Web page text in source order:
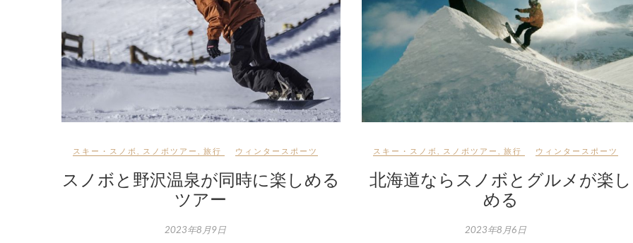
スキー・スノボ スノボツアー ,旅行 ウィンタースポーツ
スノボと野沢温泉が同時に楽しめる
ツアー
2023年8月9日
スキー・スノボ スノボツアー 旅行 ウィンタースポーツ
北海道ならスノボとグルメが楽し
める
2023年8月6日